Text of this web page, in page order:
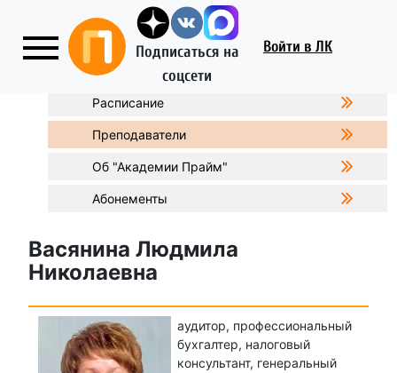
Подписаться на
соцсети
Войти в ЛК
Расписание
Преподаватели
Об "Академии Прайм"
Абонементы
Васянина Людмила
Николаевна
аудитор, профессиональный
бухгалтер, налоговый
консультант, генеральный